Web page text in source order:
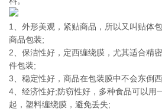
1、外形美观，紧贴商品，所以又叫贴体
商品包装;
2、保洁性好，定西缠绕膜，尤其适合精
件包装;
3、稳定性好，商品在包装膜中不会东倒
4、经济性好;防窃性好，多种食品可以用
起，塑料缠绕膜，避免丢失;